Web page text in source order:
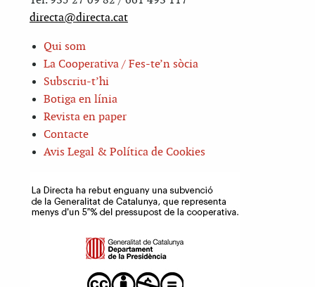
directa@directa.cat
Qui som
La Cooperativa / Fes-te’n sòcia
Subscriu-t’hi
Botiga en línia
Revista en paper
Contacte
Avis Legal & Política de Cookies